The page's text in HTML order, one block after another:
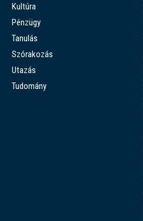
Kultúra
Pénzügy
Tanulás
Szórakozás
Utazás
Tudomány